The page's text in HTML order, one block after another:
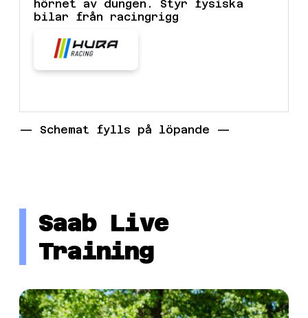
hörnet av dungen. Styr fysiska
bilar från racingrigg
— Schemat fylls på löpande —
Saab Live
Training